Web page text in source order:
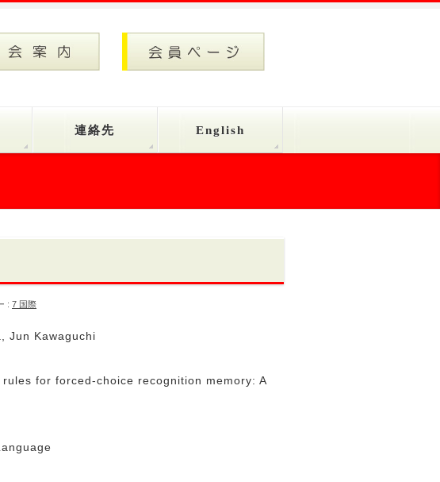
連絡先 English
: 7 国際
Jun Kawaguchi
for forced-choice recognition memory: A